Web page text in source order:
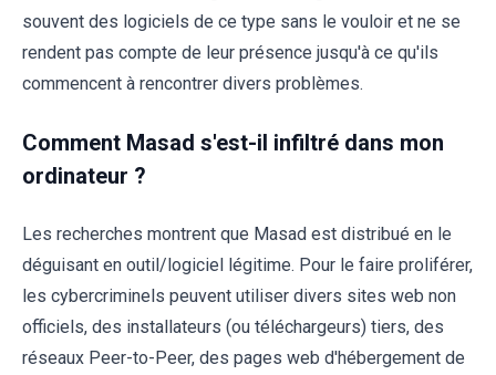
souvent des logiciels de ce type sans le vouloir et ne se
rendent pas compte de leur présence jusqu'à ce qu'ils
commencent à rencontrer divers problèmes.
Comment Masad s'est-il infiltré dans mon
ordinateur ?
Les recherches montrent que Masad est distribué en le
déguisant en outil/logiciel légitime. Pour le faire proliférer,
les cybercriminels peuvent utiliser divers sites web non
officiels, des installateurs (ou téléchargeurs) tiers, des
réseaux Peer-to-Peer, des pages web d'hébergement de